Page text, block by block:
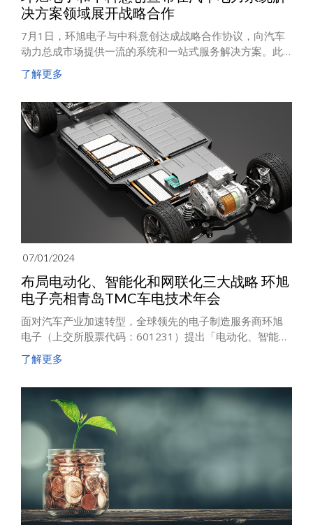
决方案领域展开战略合作
7月1日，环旭电子与中科意创达成战略合作协议，向汽车
动力总成市场提供一流的系统和一站式服务解决方案。此
次合作主要在增强环旭电子下一代产品的功能，特别是在
与动力总成系统相关的电力电子领域。
了解更多
07/01/2024
布局电动化、智能化和网联化三大战略 环旭
电子亮相青岛TMC车电技术年会
面对汽车产业加速转型，全球领先的电子制造服务商环旭
电子（上交所股票代码：601231）提出「电动化、智能化
和网联化」三大战略核心，积极布局电动车领域。通过不
断创新和技术升级，开发出丰富完善的车电领域产品线，
了解更多